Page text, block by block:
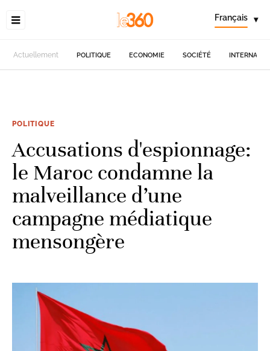
Français ▾
Actuellement POLITIQUE ECONOMIE SOCIÉTÉ
POLITIQUE
Accusations d'espionnage:
le Maroc condamne la
malveillance d’une
campagne médiatique
mensongère